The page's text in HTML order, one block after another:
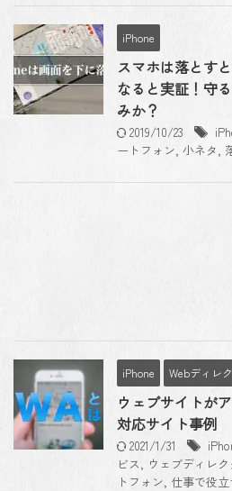
iPhone
スマホは落とす
なると実証！守
みか？
2019/10/23
ートフォン, 小ネタ,
iPhone Webディレ
ウェブサイトが
対応サイト事例
2021/1/31
ビス, ウェブディレ
トフォン, 仕事で役